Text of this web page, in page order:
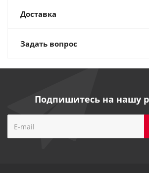
Доставка
Задать вопрос
Подпишитесь на нашу